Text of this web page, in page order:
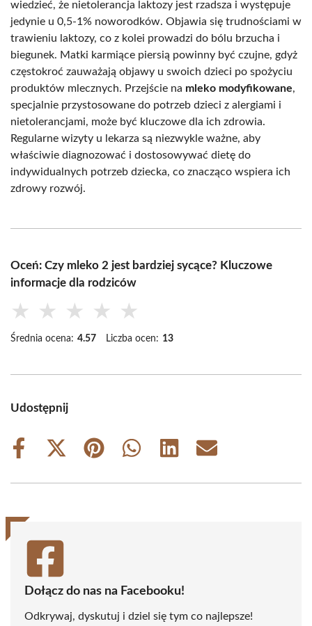
wiedzieć, że nietolerancja laktozy jest rzadsza i występuje
jedynie u 0,5-1% noworodków. Objawia się trudnościami w
trawieniu laktozy, co z kolei prowadzi do bólu brzucha i
biegunek. Matki karmiące piersią powinny być czujne, gdyż
częstokroć zauważają objawy u swoich dzieci po spożyciu
produktów mlecznych. Przejście na mleko modyfikowane,
specjalnie przystosowane do potrzeb dzieci z alergiami i
nietolerancjami, może być kluczowe dla ich zdrowia.
Regularne wizyty u lekarza są niezwykle ważne, aby
właściwie diagnozować i dostosowywać dietę do
indywidualnych potrzeb dziecka, co znacząco wspiera ich
zdrowy rozwój.
Oceń: Czy mleko 2 jest bardziej sycące? Kluczowe
informacje dla rodziców
★ ★ ★ ★ ★
Średnia ocena: 4.57 Liczba ocen: 13
Udostępnij
Share
Share
(Twitter)
Share
Share
Share
Share
Dołącz do nas na Facebooku!
Odkrywaj, dyskutuj i dziel się tym co najlepsze!